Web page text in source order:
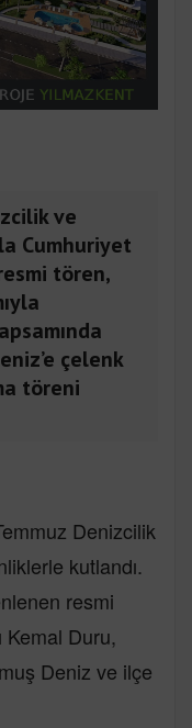
ve
Cumhuriyet
tören,
çelenk
töreni
Denizcilik
kutlandı.
resmi
Kemal Duru,
Deniz ve ilçe